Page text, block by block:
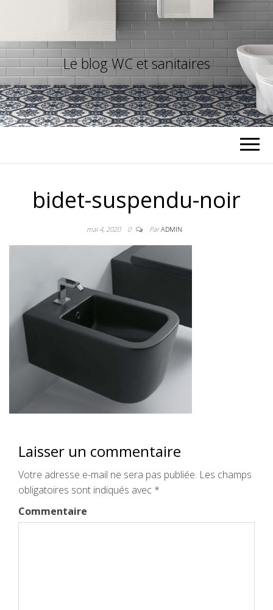
Le blog WC et sanitaires
bidet-suspendu-noir
mai 4, 2020 0 ParADMIN
Laisser un commentaire
Votre adresse e-mail ne sera pas publiée. Les champs
obligatoires sont indiqués avec *
Commentaire